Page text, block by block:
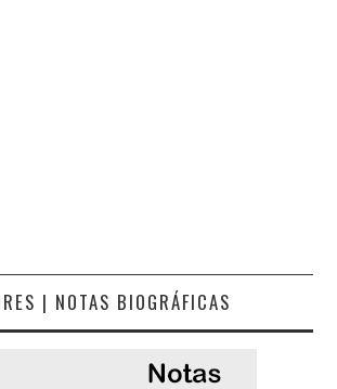
| NOTAS BIOGRÁFICAS